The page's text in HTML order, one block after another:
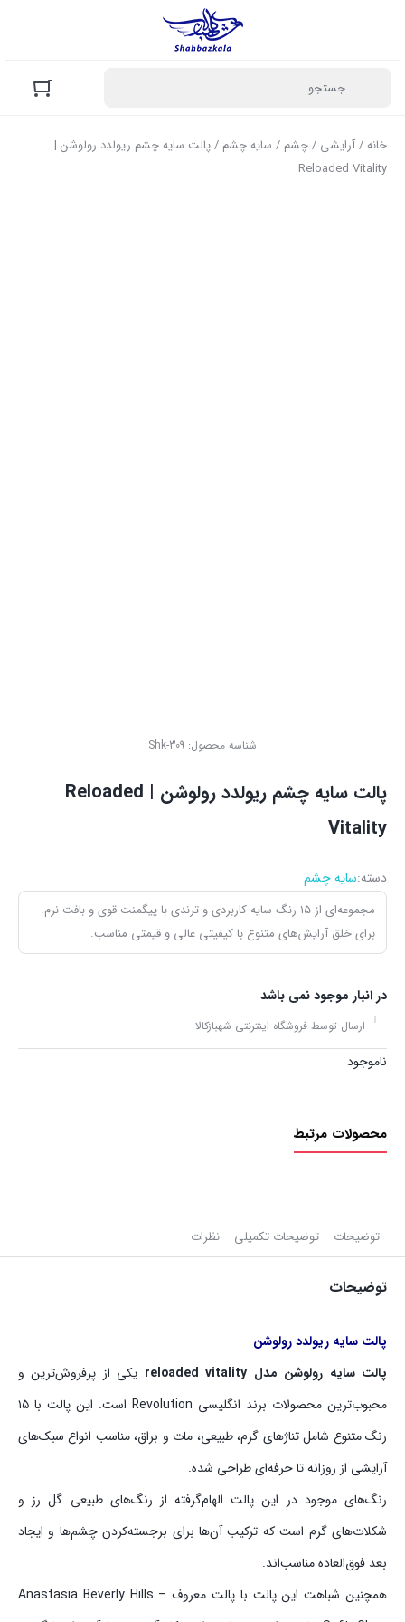
خانه/آرایشی /چشم / سایه چشم / پالت سایه چشم ریولدد رولوشن |
Reloaded Vitality
شناسه محصول: Shk-309
پالت سایه چشم ریولدد رولوشن | Reloaded
Vitality
دسته:سایه چشم
مجموعه‌ای از ۱۵ رنگ سایه کاربردی و ترندی با پیگمنت قوی و بافت نرم.
برای خلق آرایش‌های متنوع با کیفیتی عالی و قیمتی مناسب.
در انبار موجود نمی باشد
ارسال توسط فروشگاه اینترنتی شهبازکالا
ناموجود
محصولات مرتبط
توضیحات توضیحات تکمیلی نظرات
توضیحات
پالت سایه ریولدد رولوشن
پالت سایه رولوشن مدل reloaded vitality
یکی از پرفروش‌ترین و
محبوب‌ترین محصولات برند انگلیسی Revolution است. این پالت با ۱۵
رنگ متنوع شامل تناژهای گرم، طبیعی، مات و براق، مناسب انواع سبک‌های
آرایشی از روزانه تا حرفه‌ای طراحی شده.
رنگ‌های موجود در این پالت الهام‌گرفته از رنگ‌های طبیعی گل رز و
شکلات‌های گرم است که ترکیب آن‌ها برای برجسته‌کردن چشم‌ها و ایجاد
بعد فوق‌العاده مناسب‌اند.
همچنین شباهت این پالت با پالت معروف Anastasia Beverly Hills –